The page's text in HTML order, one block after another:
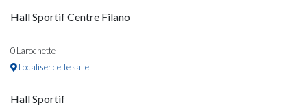
Hall Sportif Centre Filano
0 Larochette
Localiser cette salle
Hall Sportif